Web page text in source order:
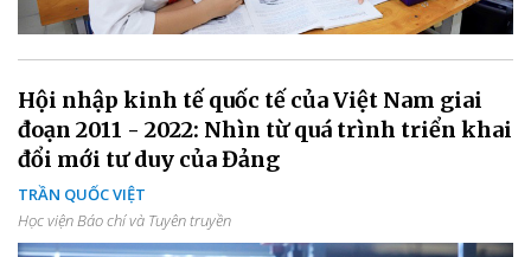
Hội nhập kinh tế quốc tế của Việt Nam giai
đoạn 2011 - 2022: Nhìn từ quá trình triển khai
đổi mới tư duy của Đảng
TRẦN QUỐC VIỆT
Học viện Báo chí và Tuyên truyền